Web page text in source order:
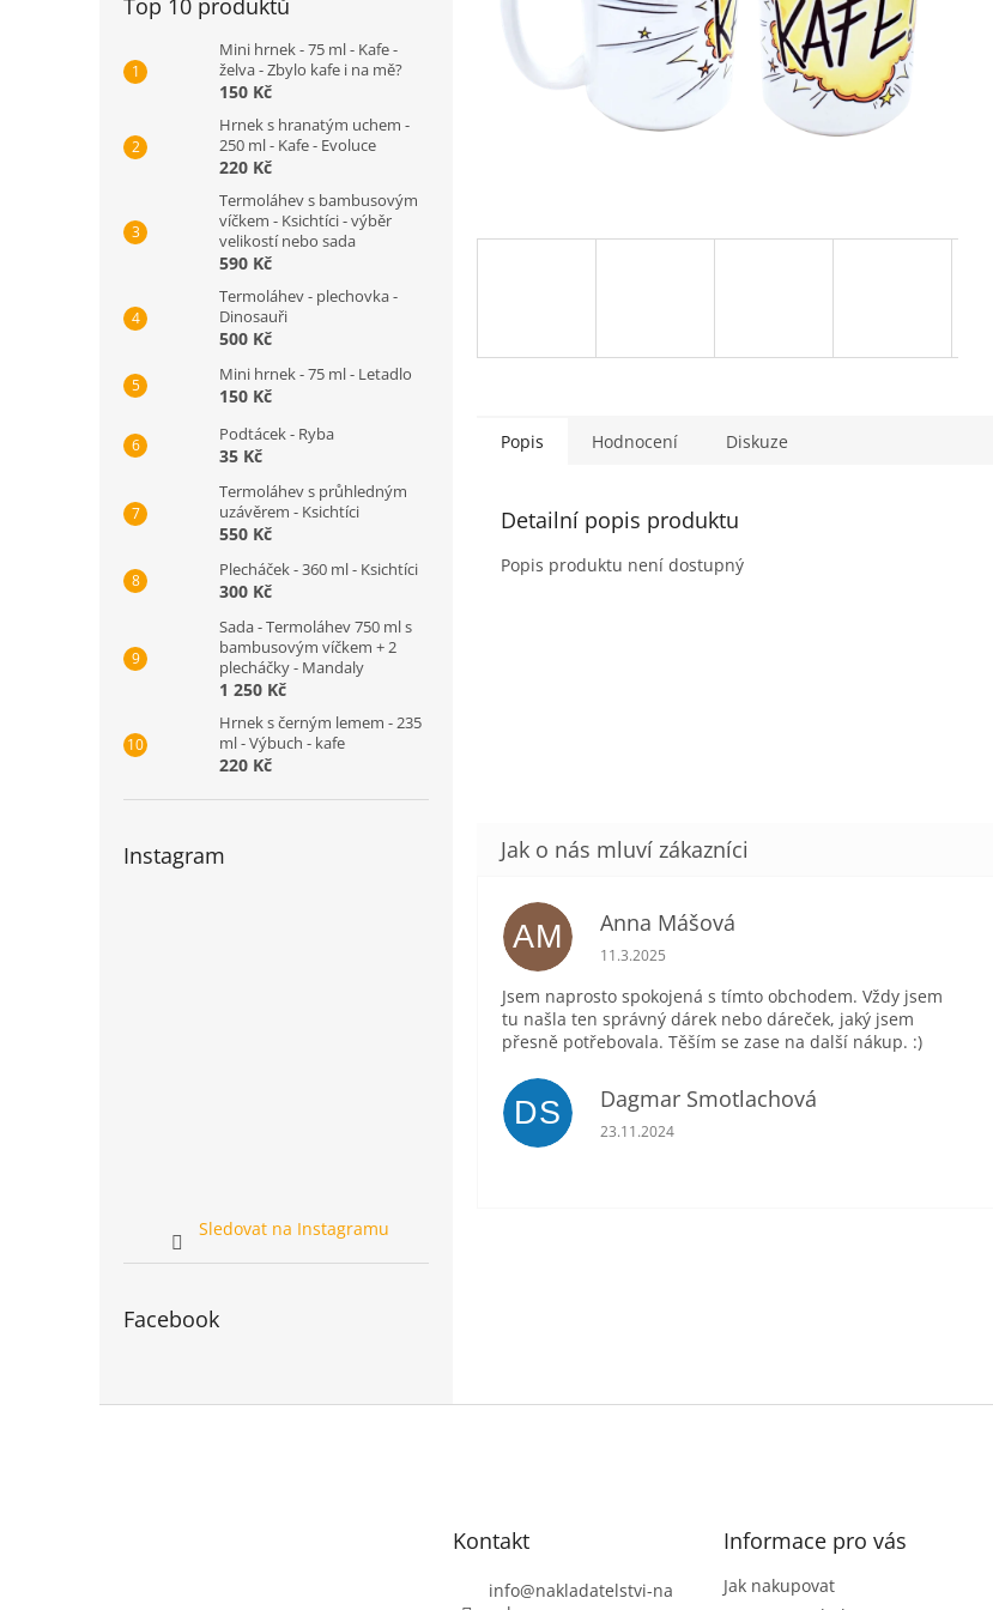
Top 10 produktů
Mini hrnek - 75 ml - Kafe -
želva - Zbylo kafe i na mě?
150 Kč
Hrnek s hranatým uchem -
250 ml - Kafe - Evoluce
220 Kč
Termoláhev s bambusovým
víčkem - Ksichtíci - výběr
velikostí nebo sada
590 Kč
Termoláhev - plechovka -
Dinosauři
500 Kč
Mini hrnek - 75 ml - Letadlo
150 Kč
Podtácek - Ryba
35 Kč
Termoláhev s průhledným
uzávěrem - Ksichtíci
550 Kč
Plecháček - 360 ml - Ksichtíci
300 Kč
Sada - Termoláhev 750 ml s
bambusovým víčkem + 2
plecháčky - Mandaly
1 250 Kč
Hrnek s černým lemem - 235
ml - Výbuch - kafe
220 Kč
Instagram
Sledovat na Instagramu
Facebook
Popis Hodnocení Diskuze
Detailní popis produktu
Popis produktu není dostupný
AM Anna Mášová
Hodnocení obchodu je 5 z 5 hvězdiček.
11.3.2025
Jsem naprosto spokojená s tímto obchodem. Vždy jsem
tu našla ten správný dárek nebo dáreček, jaký jsem
přesně potřebovala. Těším se zase na další nákup. :)
DS Dagmar Smotlachová
Hodnocení obchodu je 5 z 5 hvězdiček.
23.11.2024
Kontakt
info@nakladatelstvi-na
Informace pro vás
Jak nakupovat